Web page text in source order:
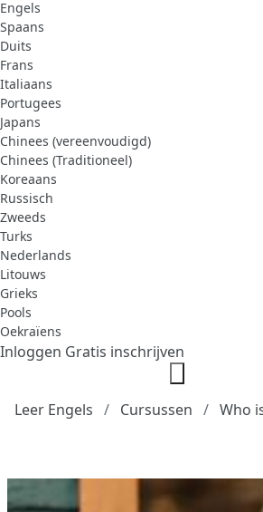
Engels
Spaans
Duits
Frans
Italiaans
Portugees
Japans
Chinees (vereenvoudigd)
Chinees (Traditioneel)
Koreaans
Russisch
Zweeds
Turks
Nederlands
Litouws
Grieks
Pools
Oekraïens
Inloggen Gratis inschrijven
Leer Engels Cursussen Who